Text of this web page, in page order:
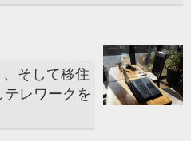
、そして移住
レワークを